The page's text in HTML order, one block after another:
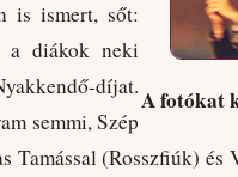
A fotókat
is ismert, sőt:
a diákok neki
díjat.
semmi, Szép
Tamással (Rosszfiúk) és